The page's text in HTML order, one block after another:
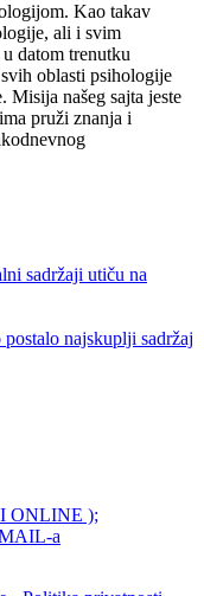
Kao takav
ali i svim
datom trenutku
oblasti psihologije
Misija našeg sajta jeste
pruži znanja i
sadržaji utiču na
najskuplji sadržaj
ONLINE );
a